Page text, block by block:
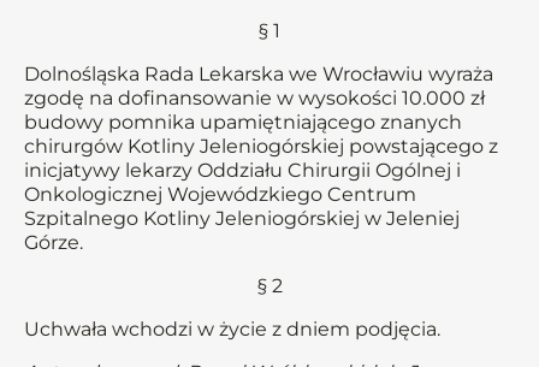
§ 1
Dolnośląska Rada Lekarska we Wrocławiu wyraża
zgodę na dofinansowanie w wysokości 10.000 zł
budowy pomnika upamiętniającego znanych
chirurgów Kotliny Jeleniogórskiej powstającego z
inicjatywy lekarzy Oddziału Chirurgii Ogólnej i
Onkologicznej Wojewódzkiego Centrum
Szpitalnego Kotliny Jeleniogórskiej w Jeleniej
Górze.
§ 2
Uchwała wchodzi w życie z dniem podjęcia.